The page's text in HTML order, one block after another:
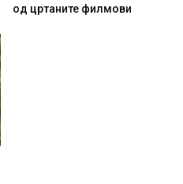
од цртаните филмови